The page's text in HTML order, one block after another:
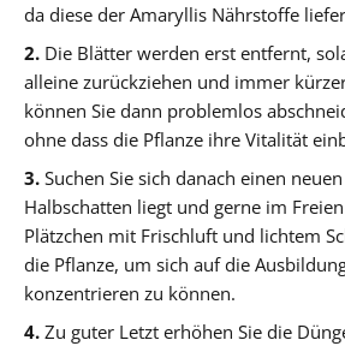
da diese der Amaryllis Nährstoffe
2. Die Blätter werden erst entfernt,
alleine zurückziehen und immer
können Sie dann problemlos
ohne dass die Pflanze ihre Vitalität
3. Suchen Sie sich danach einen
Halbschatten liegt und gerne im
Plätzchen mit Frischluft und lichtem
die Pflanze, um sich auf die
konzentrieren zu können.
4. Zu guter Letzt erhöhen Sie die